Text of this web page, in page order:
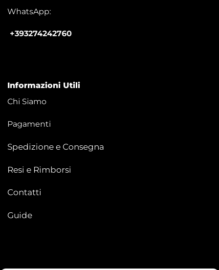
WhatsApp:
+393274242760
Informazioni Utili
Chi Siamo
Pagamenti
Spedizione e Consegna
Resi e Rimborsi
Contatti
Guide